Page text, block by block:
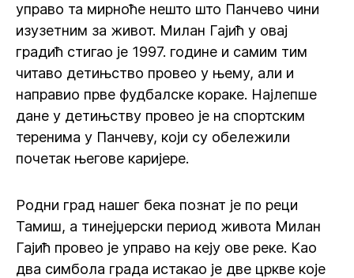
управо та мирноће нешто што Панчево чини
изузетним за живот. Милан Гајић у овај
градић стигао је 1997. године и самим тим
читаво детињство провео у њему, али и
направио прве фудбалске кораке. Најлепше
дане у детињству провео је на спортским
теренима у Панчеву, који су обележили
почетак његове каријере.
Родни град нашег бека познат је по реци
Тамиш, а тинејџерски период живота Милан
Гајић провео је управо на кеју ове реке. Као
два симбола града истакао је две цркве које